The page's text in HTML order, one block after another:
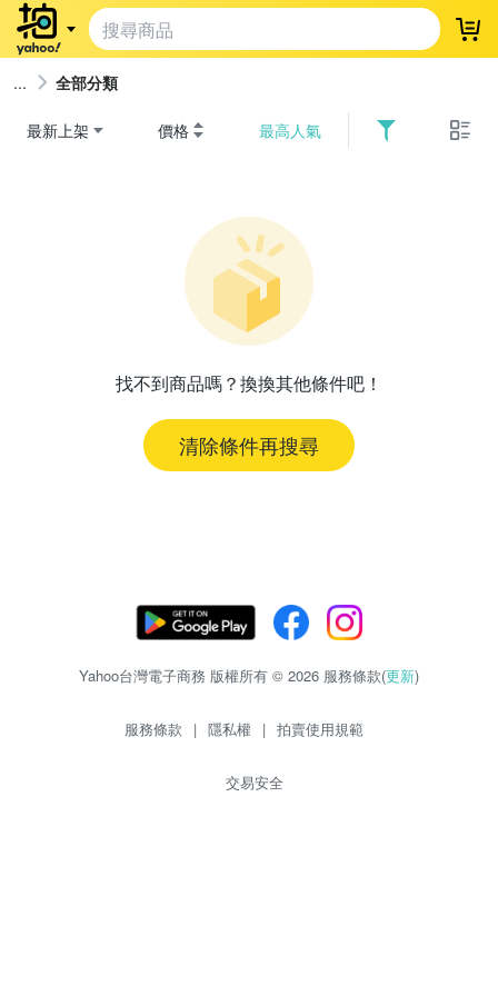
登
全部分類
最新上架 價格 最高人氣
找不到商品嗎？換換其他條件吧！
清除條件再搜尋
Yahoo台灣電子商務 版權所有 © 2026 服務條款(更新)
服務條款 | 隱私權 | 拍賣使用規範
交易安全